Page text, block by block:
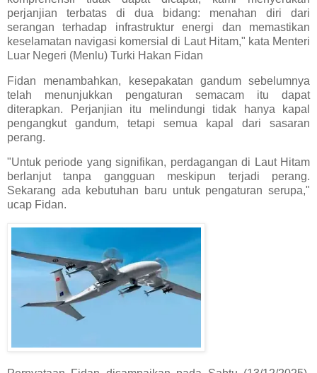
perjanjian terbatas di dua bidang: menahan diri dari
serangan terhadap infrastruktur energi dan memastikan
keselamatan navigasi komersial di Laut Hitam," kata Menteri
Luar Negeri (Menlu) Turki Hakan Fidan
Fidan menambahkan, kesepakatan gandum sebelumnya
telah menunjukkan pengaturan semacam itu dapat
diterapkan. Perjanjian itu melindungi tidak hanya kapal
pengangkut gandum, tetapi semua kapal dari sasaran
perang.
"Untuk periode yang signifikan, perdagangan di Laut Hitam
berlanjut tanpa gangguan meskipun terjadi perang.
Sekarang ada kebutuhan baru untuk pengaturan serupa,"
ucap Fidan.